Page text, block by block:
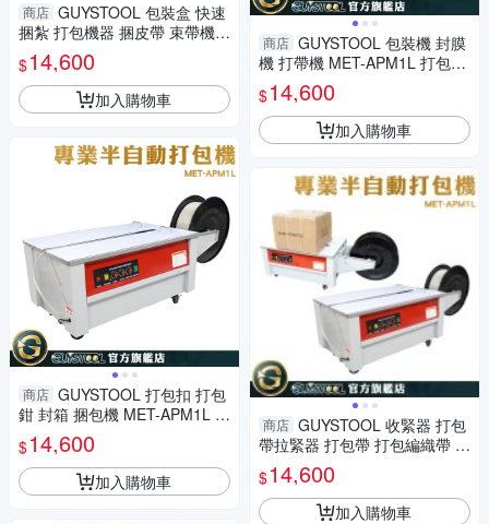
商店 GUYSTOOL 包裝盒 快速
捆紮 打包機器 捆皮帶 束帶機
MET-APM1L 包裝機器 捆包機
地區需加費用
$14,600
加入購物車
商店 GUYSTOOL 打包扣 打包
鉗 封箱 捆包機 MET-APM1L 封
箱機 封膜機 操作簡單 地區需加
費用
$14,600
加入購物車
商店 GUYSTOOL 包裝機 封膜
機 打帶機 MET-APM1L 打包機
熱熔 打包編織帶 精密機芯 包裝
器材 地區需加費用
$14,600
加入購物車
商店 GUYSTOOL 收緊器 打包
帶拉緊器 打包帶 打包編織帶 打
帶機 包裝機 封口機 MET-APM
1L 地區需加費用
$14,600
加入購物車